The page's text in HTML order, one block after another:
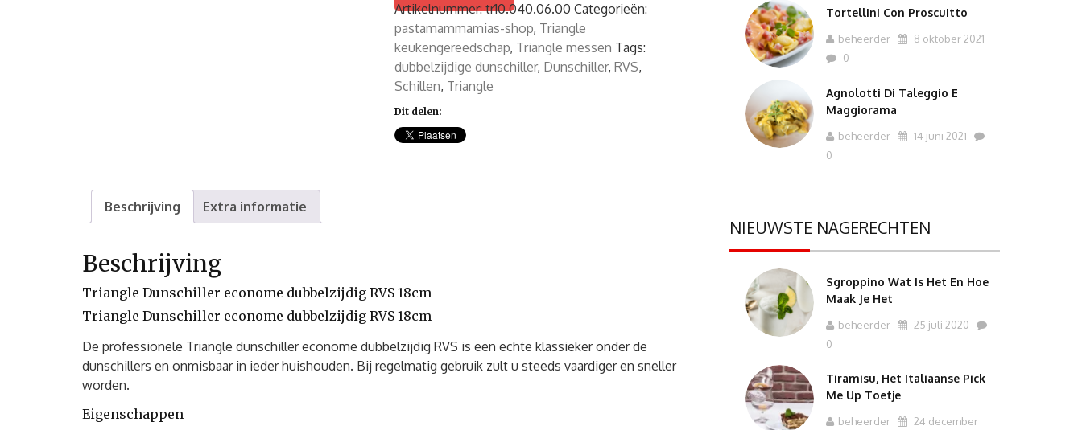
Artikelnummer:tr10.040.06.00 Categorieën:
pastamammamias-shop, Triangle
keukengereedschap, Triangle messen Tags:
dubbelzijdige dunschiller, Dunschiller, RVS,
Schillen, Triangle
Dit delen:
Beschrijving Extra informatie
Beschrijving
Triangle Dunschiller econome dubbelzijdig RVS 18cm
Triangle Dunschiller econome dubbelzijdig RVS 18cm
De professionele Triangle dunschiller econome dubbelzijdig RVS is een echte klassieker onder de
dunschillers en onmisbaar in ieder huishouden. Bij regelmatig gebruik zult u steeds vaardiger en sneller
worden.
Eigenschappen
Tortellini Con Proscuitto
beheerder
8 oktober 2021
0
Agnolotti Di Taleggio E
Maggiorama
beheerder
14 juni 2021
0
NIEUWSTE NAGERECHTEN
Sgroppino Wat Is Het En Hoe
Maak Je Het
beheerder
25 juli 2020
0
Tiramisu, Het Italiaanse Pick
Me Up Toetje
beheerder
24 december